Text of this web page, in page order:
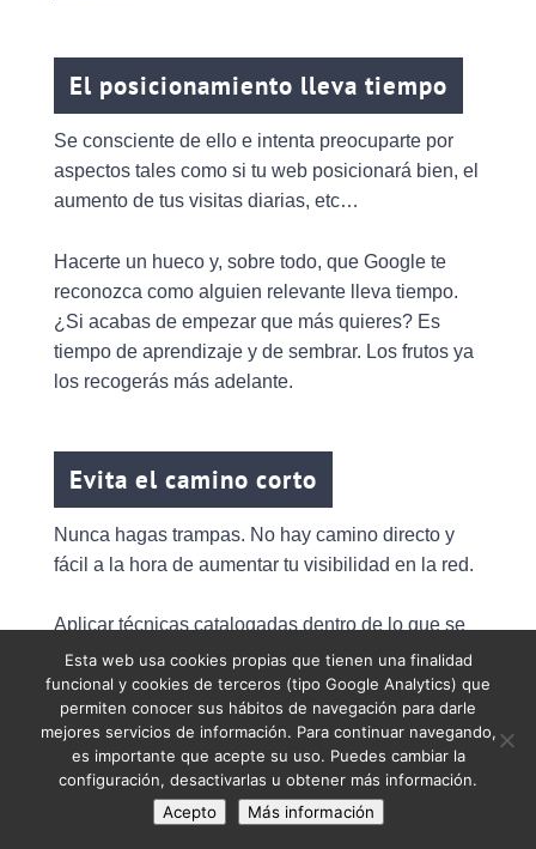
El posicionamiento lleva tiempo
Se consciente de ello e intenta preocuparte por
aspectos tales como si tu web posicionará bien, el
aumento de tus visitas diarias, etc…
Hacerte un hueco y, sobre todo, que Google te
reconozca como alguien relevante lleva tiempo.
¿Si acabas de empezar que más quieres? Es
tiempo de aprendizaje y de sembrar. Los frutos ya
los recogerás más adelante.
Evita el camino corto
Nunca hagas trampas. No hay camino directo y
fácil a la hora de aumentar tu visibilidad en la red.
Aplicar técnicas catalogadas dentro de lo que se
conoce comoBlack Hat SEO lograrán que tarde o
temprano seas penalizado por los motores de
búsqueda.
Referentes en el sector
Esta web usa cookies propias que tienen una finalidad
funcional y cookies de terceros (tipo Google Analytics) que
permiten conocer sus hábitos de navegación para darle
mejores servicios de información. Para continuar navegando,
es importante que acepte su uso. Puedes cambiar la
configuración, desactivarlas u obtener más información.
Acepto
Más información